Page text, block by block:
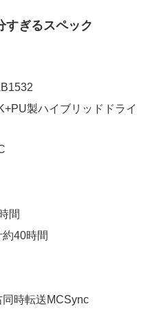
すぎるスペック
製ハイブリッドドライ
間
約40時間
時転送MCSync